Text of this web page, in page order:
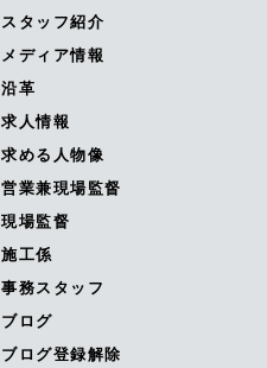
スタッフ紹介
メディア情報
沿革
求人情報
求める人物像
営業兼現場監督
現場監督
施工係
事務スタッフ
ブログ
ブログ登録解除